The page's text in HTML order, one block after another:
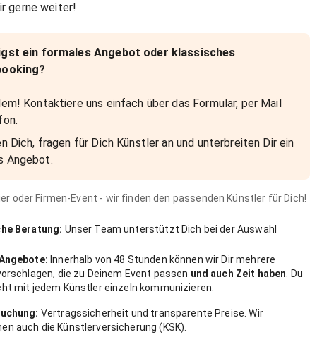
gerne weiter!
ein formales Angebot oder klassisches
Kontaktiere uns einfach über das Formular, per Mail
Dich, fragen für Dich Künstler an und unterbreiten Dir ein
Angebot.
oder Firmen-Event - wir finden den passenden Künstler für Dich!
Beratung: Unser Team unterstützt Dich bei der Auswahl
Innerhalb von 48 Stunden können wir Dir mehrere
die zu Deinem Event passen und auch Zeit haben . Du
mit jedem Künstler einzeln kommunizieren.
Vertragssicherheit und transparente Preise. Wir
auch die Künstlerversicherung (KSK).